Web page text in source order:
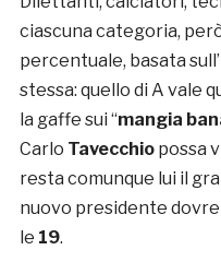
ciascuna categoria,
percentuale, basata
stessa: quello di A vale
la gaffe sui “mangia
Carlo Tavecchiopossa
resta comunque lui il
nuovo presidente
le 19.